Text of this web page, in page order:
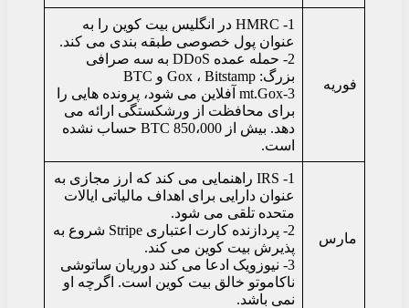
فوریه
1- HMRC در انگلیس بیت کوین را به
عنوان پول خصوصی طبقه بندی می کند.
2- حمله عمده DDoS به سه صرافی
بزرگ: Gox ، Bitstamp و BTC
3-mt.Gox آفلاین می شود، پرونده هایی را
برای محافظت از ورشکستگی ارائه می
دهد. بیش از 850،000 BTC حساب نشده
است.
مارس
1- IRS راهنمایی می کند که ارز مجازی به
عنوان دارایی برای اهداف مالیاتی ایالات
متحده تلقی می شود.
2- پردازنده کارت اعتباری Stripe شروع به
پذیرش بیت کوین می کند.
3- نیوزویک ادعا می کند دوریان ساتوشی
ناکاموتو خالق بیت کوین است. اگرچه او
نمی باشد.